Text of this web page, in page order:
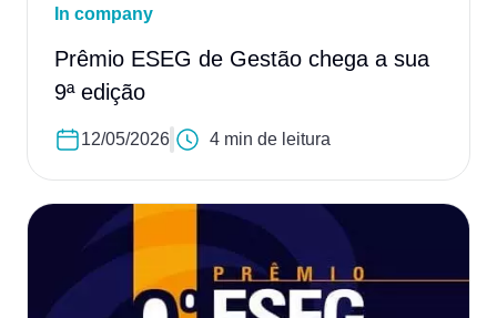
In company
Prêmio ESEG de Gestão chega a sua
9ª edição
12/05/2026 4 min de leitura